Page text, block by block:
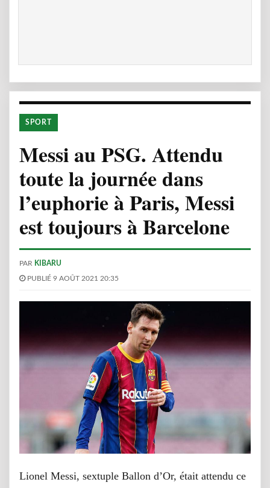
SPORT
Messi au PSG. Attendu
toute la journée dans
l’euphorie à Paris, Messi
est toujours à Barcelone
PAR KIBARU
PUBLIÉ 9 AOÛT 2021 20:35
Lionel Messi, sextuple Ballon d’Or, était attendu ce